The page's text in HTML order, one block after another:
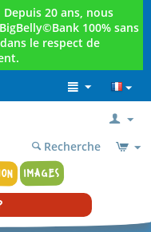
Depuis 20 ans, nous
100% sans
le respect de
IMAGES
Recherche